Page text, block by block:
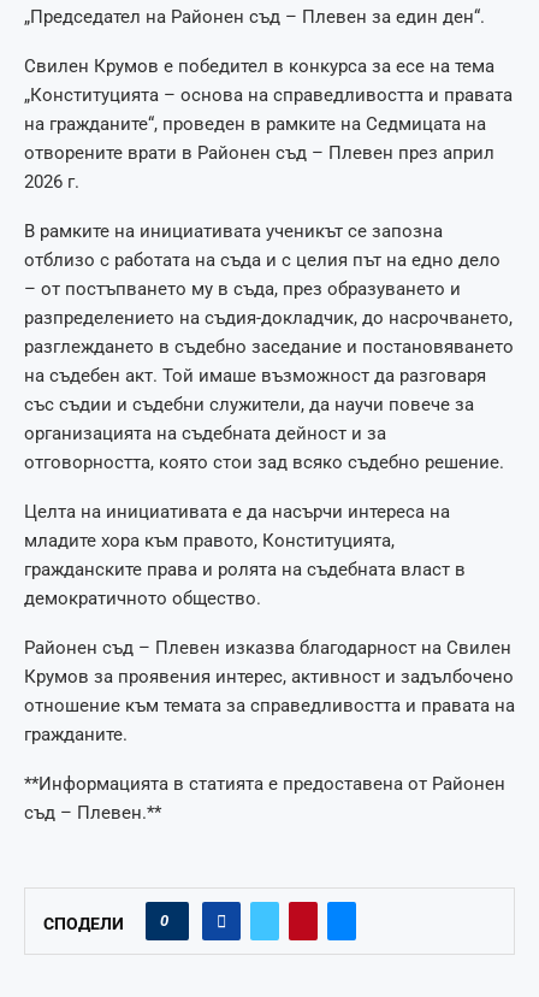
„Председател на Районен съд – Плевен за един ден“.
Свилен Крумов е победител в конкурса за есе на тема
„Конституцията – основа на справедливостта и правата
на гражданите“, проведен в рамките на Седмицата на
отворените врати в Районен съд – Плевен през април
2026 г.
В рамките на инициативата ученикът се запозна
отблизо с работата на съда и с целия път на едно дело
– от постъпването му в съда, през образуването и
разпределението на съдия-докладчик, до насрочването,
разглеждането в съдебно заседание и постановяването
на съдебен акт. Той имаше възможност да разговаря
със съдии и съдебни служители, да научи повече за
организацията на съдебната дейност и за
отговорността, която стои зад всяко съдебно решение.
Целта на инициативата е да насърчи интереса на
младите хора към правото, Конституцията,
гражданските права и ролята на съдебната власт в
демократичното общество.
Районен съд – Плевен изказва благодарност на Свилен
Крумов за проявения интерес, активност и задълбочено
отношение към темата за справедливостта и правата на
гражданите.
**Информацията в статията е предоставена от Районен
съд – Плевен.**
СПОДЕЛИ 0